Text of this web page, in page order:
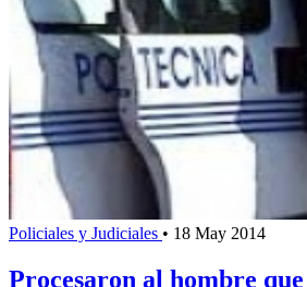
Policiales y Judiciales • 18 May 2014
Procesaron al hombre